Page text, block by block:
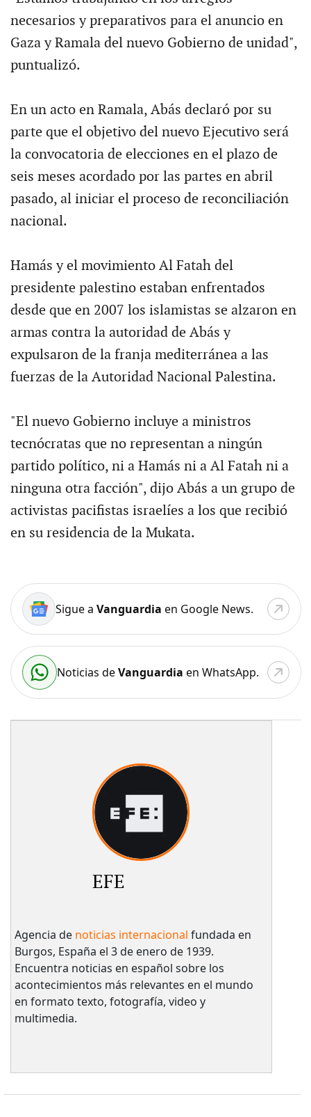
necesarios y preparativos para el anuncio en
Gaza y Ramala del nuevo Gobierno de unidad",
puntualizó.
En un acto en Ramala, Abás declaró por su
parte que el objetivo del nuevo Ejecutivo será
la convocatoria de elecciones en el plazo de
seis meses acordado por las partes en abril
pasado, al iniciar el proceso de reconciliación
nacional.
Hamás y el movimiento Al Fatah del
presidente palestino estaban enfrentados
desde que en 2007 los islamistas se alzaron en
armas contra la autoridad de Abás y
expulsaron de la franja mediterránea a las
fuerzas de la Autoridad Nacional Palestina.
"El nuevo Gobierno incluye a ministros
tecnócratas que no representan a ningún
partido político, ni a Hamás ni a Al Fatah ni a
ninguna otra facción", dijo Abás a un grupo de
activistas pacifistas israelíes a los que recibió
en su residencia de la Mukata.
Sigue a Vanguardia en Google News.
Noticias deVanguardia en WhatsApp.
EFE
Agencia de noticias internacional fundada en
Burgos, España el 3 de enero de 1939.
Encuentra noticias en español sobre los
acontecimientos más relevantes en el mundo
en formato texto, fotografía, video y
multimedia.